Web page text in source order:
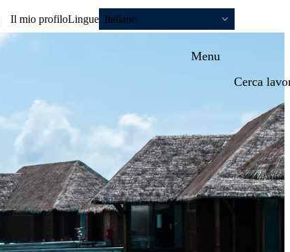
Il mio profiloLingue Italiano
Menu
Cerca